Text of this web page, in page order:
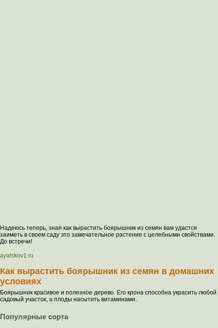
Надеюсь теперь, зная как вырастить боярышник из семян вам удастся
заиметь в своем саду это замечательное растение с целебными свойствами.
До встречи!
ayatskov1.ru
Как вырастить боярышник из семян в домашних
условиях
Боярышник красивое и полезное дерево. Его крона способна украсить любой
садовый участок, а плоды насытить витаминами.
Популярные сорта